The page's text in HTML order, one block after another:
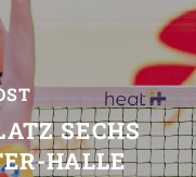
SECHS
HALLE